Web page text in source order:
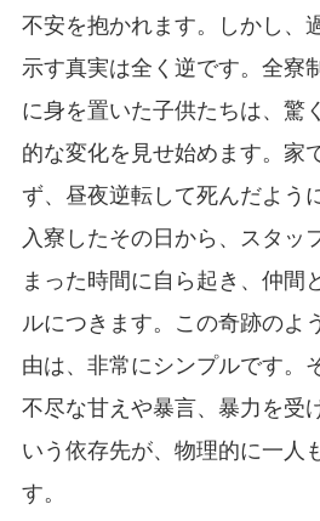
不安を抱かれます。しかし、
示す真実は全く逆です。全寮
に身を置いた子供たちは、驚
的な変化を見せ始めます。家
ず、昼夜逆転して死んだよう
入寮したその日から、スタッ
まった時間に自ら起き、仲間
ルにつきます。この奇跡のよ
由は、非常にシンプルです。
不尽な甘えや暴言、暴力を受
いう依存先が、物理的に一人
す。